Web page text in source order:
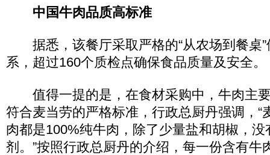
中国牛肉品质高标准
据悉，该餐厅采取严格的“从农场到餐桌”
系，超过160个质检点确保食品质量及安全。
值得一提的是，在食材采购中，牛肉主
符合麦当劳的严格标准，行政总厨丹强调，“
肉都是100%纯牛肉，除了少量盐和胡椒，
剂。”按照行政总厨丹的介绍，每一份含有牛